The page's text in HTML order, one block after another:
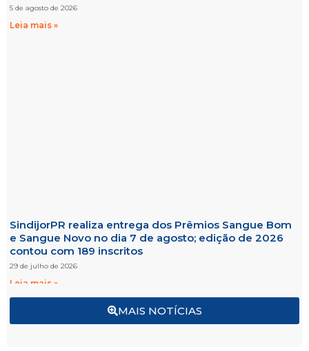
MAIS NOTÍCIAS
5 de agosto de 2026
Leia mais »
SindijorPR realiza entrega dos Prêmios Sangue Bom
e Sangue Novo no dia 7 de agosto; edição de 2026
contou com 189 inscritos
29 de julho de 2026
Leia mais »